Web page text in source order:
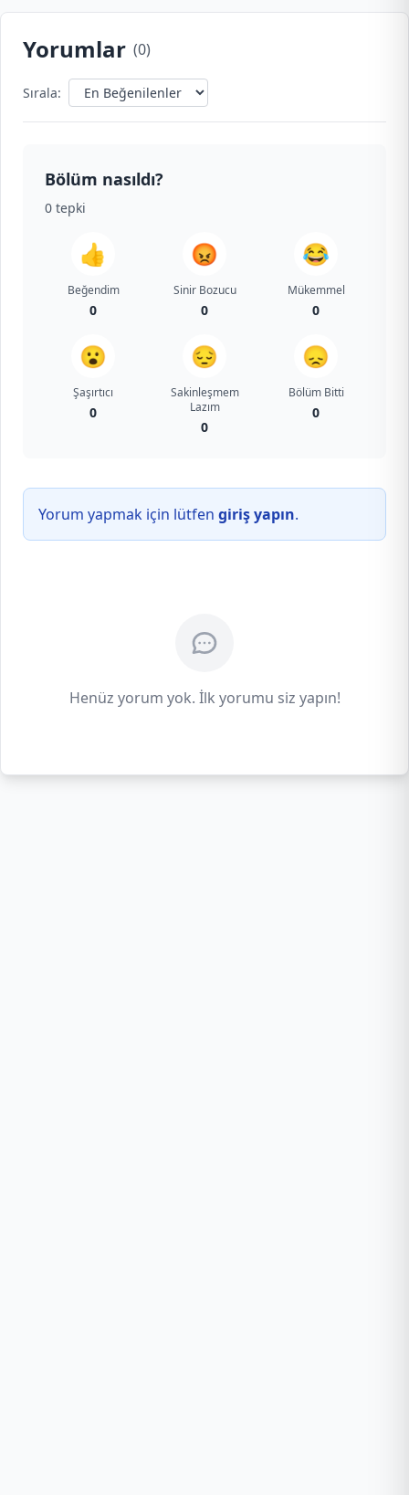
Yorumlar (0)
Sırala:
Bölüm nasıldı?
0 tepki
👍
Beğendim
0
😡
Sinir Bozucu
0
😂
Mükemmel
0
😮
Şaşırtıcı
0
😔
Sakinleşmem
Lazım
0
😞
Bölüm Bitti
0
Yorum yapmak için lütfen giriş yapın.
Henüz yorum yok. İlk yorumu siz yapın!